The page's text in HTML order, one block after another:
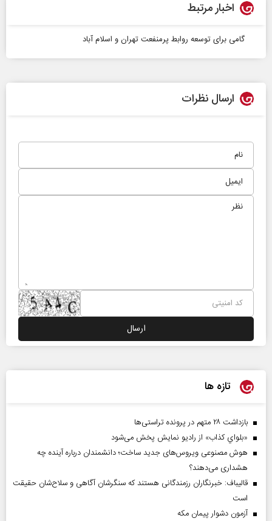
اخبار مرتبط
گامی برای توسعه روابط پرمنفعت تهران و اسلام آباد
ارسال نظرات
تازه ها
بازداشت ۲۸ متهم در پرونده تراستی‌ها
«بلواي کذاب» از رادیو نمایش پخش می‌شود
هوش مصنوعی ویروس‌های جدید ساخت؛ دانشمندان درباره آینده چه
هشداری می‌دهند؟
قالیباف: خبرنگاران رزمندگانی هستند که سنگرشان آگاهی و سلاح‌شان حقیقت
است
آزمون دشوار پیمان مکه